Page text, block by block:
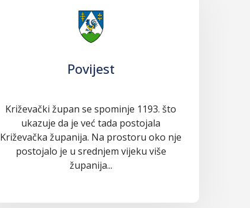
Povijest
Križevački župan se spominje 1193. što
ukazuje da je već tada postojala
Križevačka županija. Na prostoru oko nje
postojalo je u srednjem vijeku više
županija...